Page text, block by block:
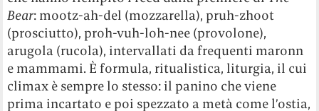
Bear: mootz-ah-del (mozzarella), pruh-zhoot
(prosciutto), proh-vuh-loh-nee (provolone),
arugola (rucola), intervallati da frequenti maronn
e mammami. È formula, ritualistica, liturgia, il cui
climax è sempre lo stesso: il panino che viene
prima incartato e poi spezzato a metà come l’ostia,